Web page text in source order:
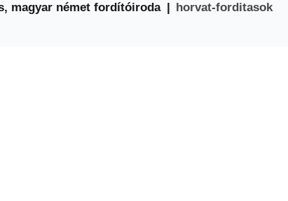
magyar német fordítóiroda horvat-forditasok